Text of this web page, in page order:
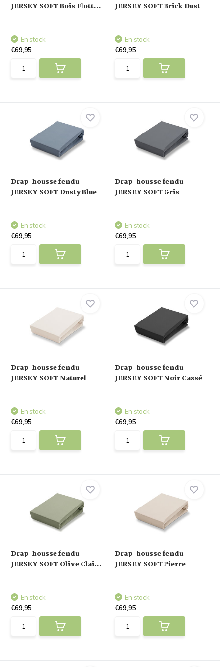
JERSEY SOFT Bois Flott...
En stock
€69,95
JERSEY SOFT Brick Dust
En stock
€69,95
Drap-housse fendu
JERSEY SOFT Dusty Blue
En stock
€69,95
Drap-housse fendu
JERSEY SOFT Gris
En stock
€69,95
Drap-housse fendu
JERSEY SOFT Naturel
En stock
€69,95
Drap-housse fendu
JERSEY SOFT Noir Cassé
En stock
€69,95
Drap-housse fendu
JERSEY SOFT Olive Clai...
En stock
€69,95
Drap-housse fendu
JERSEY SOFT Pierre
En stock
€69,95